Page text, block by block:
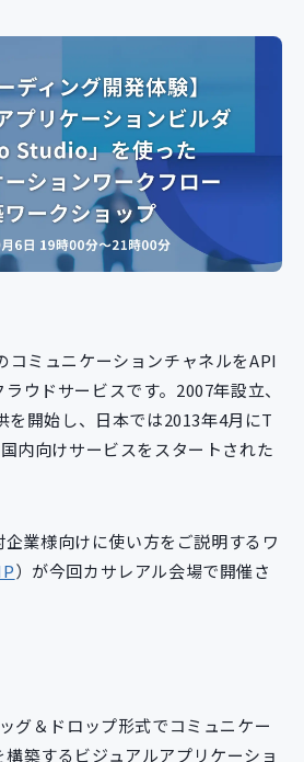
コミュニケーションチャネルをAPI
ウドサービスです。2007年設立、
を開始し、日本では2013年4月にT
内向けサービスをスタートされた
業様向けに使い方をご説明するワ
）が今回カサレアル会場で開催さ
＆ドロップ形式でコミュニケー
築するビジュアルアプリケーショ